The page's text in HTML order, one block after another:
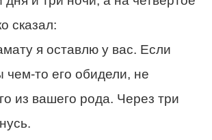
сказал:
я оставлю у вас. Если
чем-то его обидели, не
из вашего рода. Через три